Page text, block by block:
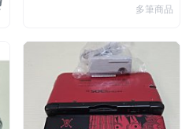
多筆商品